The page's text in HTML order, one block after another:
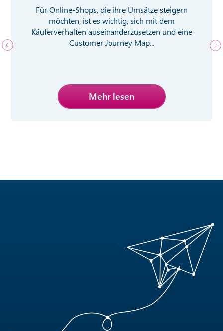
Für Online-Shops, die ihre Umsätze steigern
möchten, ist es wichtig, sich mit dem
Käuferverhalten auseinanderzusetzen und eine
Customer Journey Map...
Mehr lesen